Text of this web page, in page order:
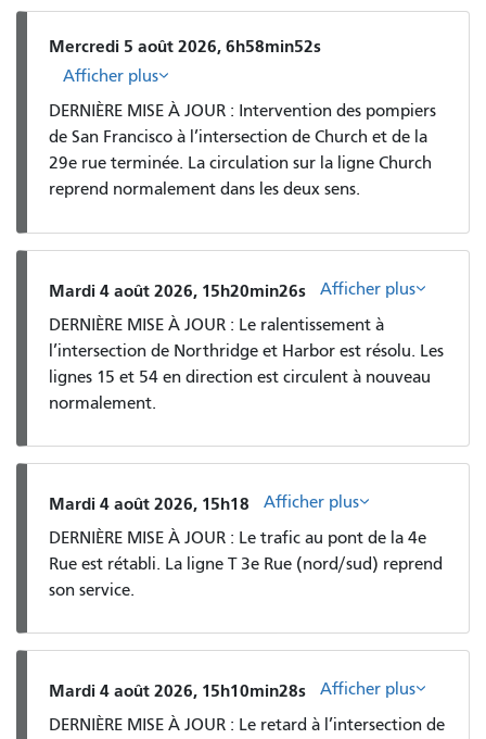
Mercredi 5 août 2026, 6h58min52s
Afficher plus
DERNIÈRE MISE À JOUR : Intervention des pompiers
de San Francisco à l’intersection de Church et de la
29e rue terminée. La circulation sur la ligne Church
reprend normalement dans les deux sens.
Mardi 4 août 2026, 15h20min26s
Afficher plus
DERNIÈRE MISE À JOUR : Le ralentissement à
l’intersection de Northridge et Harbor est résolu. Les
lignes 15 et 54 en direction est circulent à nouveau
normalement.
Mardi 4 août 2026, 15h18
Afficher plus
DERNIÈRE MISE À JOUR : Le trafic au pont de la 4e
Rue est rétabli. La ligne T 3e Rue (nord/sud) reprend
son service.
Mardi 4 août 2026, 15h10min28s
Afficher plus
DERNIÈRE MISE À JOUR : Le retard à l’intersection de